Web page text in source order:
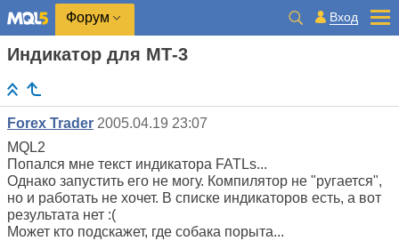
Форум Вход
Индикатор для МТ-3
Forex Trader 2005.04.19 23:07
MQL2
Попался мне текст индикатора FATLs...
Однако запустить его не могу. Компилятор не "ругается",
но и работать не хочет. В списке индикаторов есть, а вот
результата нет :(
Может кто подскажет, где собака порыта...